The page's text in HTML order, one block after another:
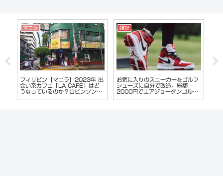
マニラ
2023年フィリピン【マニラ】マ
ラテ地区のKTVはどうなっている
のか？夜遊び偵察レポート報告
ホーチミン
ベトナム【ホーチミン夜遊び】レ
タントン通りへ。超おすすめカラ
オケ&ガールズバーで泥酔。